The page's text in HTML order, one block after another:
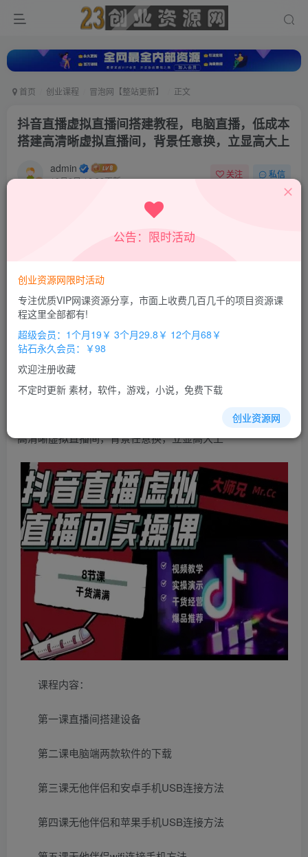
首页 创业课程 冒泡网【整站更新】 正文
抖音直播虚拟直播间搭建教程，电脑直播，低成本
搭建高清晰虚拟直播间，背景任意换，立显高大上
admin
10月2日 16:32更新
关注 私信
超级会员
立即购买
您当前未登录！建议登陆后购买，办理会员包月更省钱，可保存购
教程，电脑直播，低成本搭建
高清晰虚拟直播间，背景任意换，立显高大上
课程内容：
第一课直播间搭建设备
第二课电脑端两款软件的下载
第三课无他伴侣和安卓手机USB连接方法
第四课无他伴侣和苹果手机USB连接方法
公告：限时活动
创业资源网限时活动
专注优质VIP网课资源分享，市面上收费几百几千的项目资源课
程这里全部都有!
超级会员：1个月19￥ 3个月29.8￥ 12个月68￥
钻石永久会员：￥98
欢迎注册收藏
不定时更新 素材，软件，游戏，小说，免费下载
创业资源网